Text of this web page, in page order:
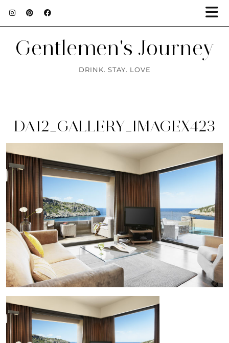
Gentlemen's Journey
DRINK. STAY. LOVE
DA12_GALLERY_IMAGEX423